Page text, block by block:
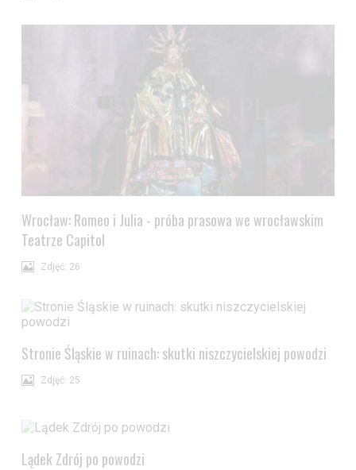
Wrocław: Romeo i Julia - próba prasowa we wrocławskim
Teatrze Capitol
Zdjęć: 26
Stronie Śląskie w ruinach: skutki niszczycielskiej powodzi
Zdjęć: 25
Lądek Zdrój po powodzi